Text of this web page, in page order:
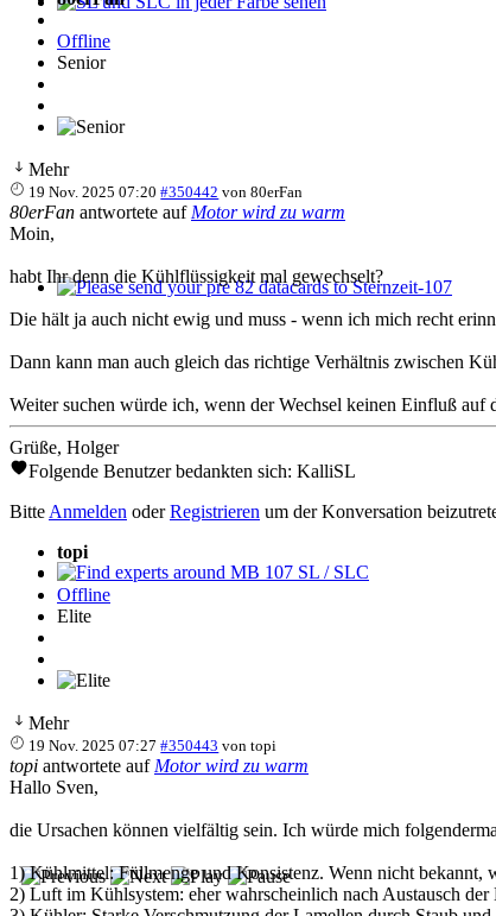
Please send your pre 82 datacards to Sternzeit-107
Find experts around MB 107 SL / SLC
Offline
Senior
Mehr
19 Nov. 2025 07:20 #350442 von80erFan
80erFan antwortete auf Motor wird zu warm
Moin,
habt Ihr denn die Kühlflüssigkeit mal gewechselt?
Die hält ja auch nicht ewig und muss - wenn ich mich recht
Dann kann man auch gleich das richtige Verhältnis zwischen
Weiter suchen würde ich, wenn der Wechsel keinen Einfluß auf
Grüße, Holger
Folgende Benutzer bedankten sich: KalliSL
Bitte Anmelden oderRegistrieren um der Konversation
topi
Offline
Elite
Mehr
19 Nov. 2025 07:27 #350443 vontopi
topi antwortete auf Motor wird zu warm
Hallo Sven,
die Ursachen können vielfältig sein. Ich würde mich
1) Kühlmittel: Füllmenge und Konsistenz. Wenn nicht bekannt,
2) Luft im Kühlsystem: eher wahrscheinlich nach Austausch